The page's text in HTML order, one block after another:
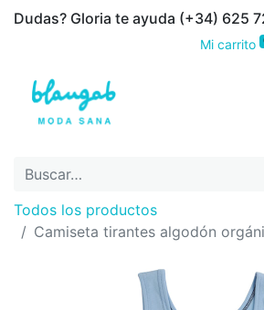
Dudas? Gloria te ayuda (+34) 625
Mi carrito
Todos los productos
Camiseta tirantes algodón